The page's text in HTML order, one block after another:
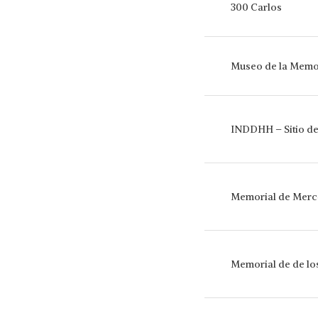
300 Carlos
Museo de la
INDDHH – Sitio
Memorial de
Memorial de de